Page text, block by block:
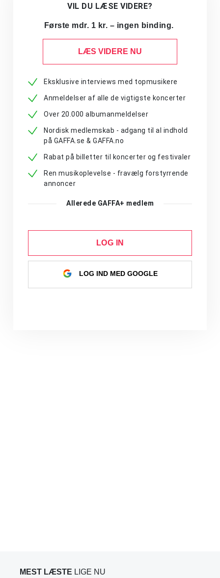
VIL DU LÆSE VIDERE?
Første mdr. 1 kr. – ingen binding.
LÆS VIDERE NU
Eksklusive interviews med topmusikere
Anmeldelser af alle de vigtigste koncerter
Over 20.000 albumanmeldelser
Nordisk medlemskab - adgang til al indhold
på GAFFA.se & GAFFA.no
Rabat på billetter til koncerter og festivaler
Ren musikoplevelse - fravælg forstyrrende
annoncer
Allerede GAFFA+ medlem
LOG IN
LOG IND MED GOOGLE
MEST LÆSTE LIGE NU